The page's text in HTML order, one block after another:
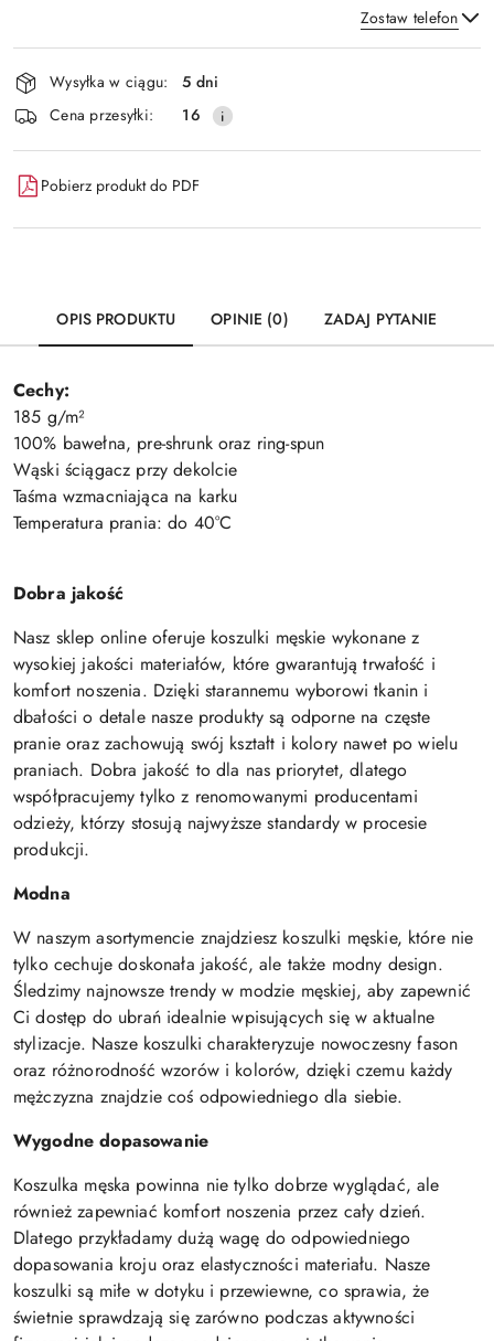
Zostaw telefon
Wyślij
Dostępność
i
dostawa
Wysyłka w ciągu:
5 dni
Cena przesyłki:
16
Pobierz produkt do PDF
OPIS PRODUKTU OPINIE (0) ZADAJ PYTANIE
Cechy:
185 g/m²
100% bawełna, pre-shrunk oraz ring-spun
Wąski ściągacz przy dekolcie
Taśma wzmacniająca na karku
Temperatura prania: do 40°C
Dobra jakość
Nasz sklep online oferuje koszulki męskie wykonane z
wysokiej jakości materiałów, które gwarantują trwałość i
komfort noszenia. Dzięki starannemu wyborowi tkanin i
dbałości o detale nasze produkty są odporne na częste
pranie oraz zachowują swój kształt i kolory nawet po wielu
praniach. Dobra jakość to dla nas priorytet, dlatego
współpracujemy tylko z renomowanymi producentami
odzieży, którzy stosują najwyższe standardy w procesie
produkcji.
Modna
W naszym asortymencie znajdziesz koszulki męskie, które nie
tylko cechuje doskonała jakość, ale także modny design.
Śledzimy najnowsze trendy w modzie męskiej, aby zapewnić
Ci dostęp do ubrań idealnie wpisujących się w aktualne
stylizacje. Nasze koszulki charakteryzuje nowoczesny fason
oraz różnorodność wzorów i kolorów, dzięki czemu każdy
mężczyzna znajdzie coś odpowiedniego dla siebie.
Wygodne dopasowanie
Koszulka męska powinna nie tylko dobrze wyglądać, ale
również zapewniać komfort noszenia przez cały dzień.
Dlatego przykładamy dużą wagę do odpowiedniego
dopasowania kroju oraz elastyczności materiału. Nasze
koszulki są miłe w dotyku i przewiewne, co sprawia, że
świetnie sprawdzają się zarówno podczas aktywności